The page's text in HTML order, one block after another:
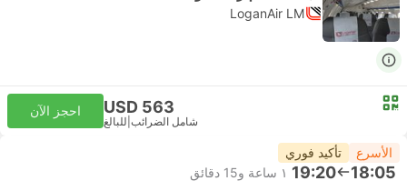
LoganAir LM
USD 563
شامل الضرائب للبالغ
احجز الآن
الأسرع تأكيد فوري
18:05
19:20 ١ ساعة و‫15 دقائق